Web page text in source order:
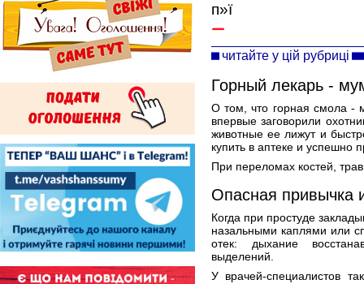
п»ї
читайте у цій рубриці
Горный лекарь -
О том, что горная смола -
впервые заговорили
животные ее лижут и
купить в аптеке и успешно
При переломах костей,
Опасная привычка
Когда при простуде
назальными каплями или
отек: дыхание
выделений.
У врачей-специалистов